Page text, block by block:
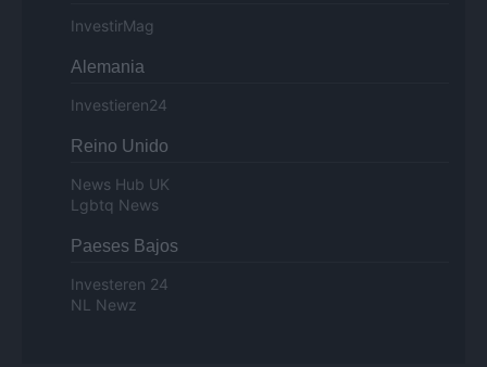
InvestirMag
Alemania
Investieren24
Reino Unido
News Hub UK
Lgbtq News
Paeses Bajos
Investeren 24
NL Newz